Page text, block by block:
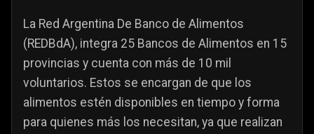
La Red Argentina De Banco de Alimentos
(REDBdA), integra 25 Bancos de Alimentos en 15
provincias y cuenta con más de 10 mil
voluntarios. Estos se encargan de que los
alimentos estén disponibles en tiempo y forma
para quienes más los necesitan, ya que realizan